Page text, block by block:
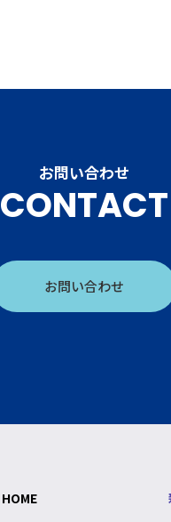
お問い合わせ
CONTACT
お問い合わせ
HOME